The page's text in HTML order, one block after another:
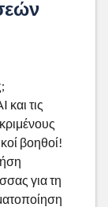
τις
βοηθοί!
για τη